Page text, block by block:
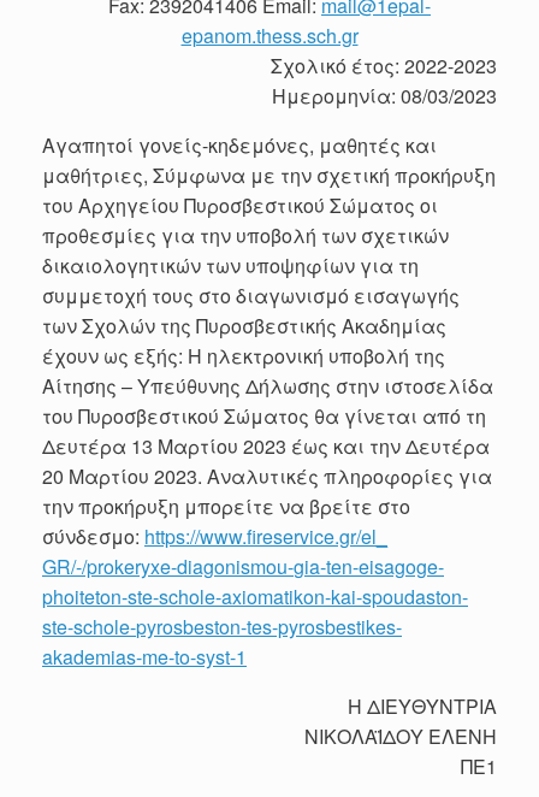
Fax: 2392041406 Email: mail@1epal-
epanom.thess.sch.gr
Σχολικό έτος: 2022-2023
Ημερομηνία: 08/03/2023
Αγαπητοί γονείς-κηδεμόνες, μαθητές και
μαθήτριες, Σύμφωνα με την σχετική προκήρυξη
του Αρχηγείου Πυροσβεστικού Σώματος οι
προθεσμίες για την υποβολή των σχετικών
δικαιολογητικών των υποψηφίων για τη
συμμετοχή τους στο διαγωνισμό εισαγωγής
των Σχολών της Πυροσβεστικής Ακαδημίας
έχουν ως εξής: Η ηλεκτρονική υποβολή της
Αίτησης – Υπεύθυνης Δήλωσης στην ιστοσελίδα
του Πυροσβεστικού Σώματος θα γίνεται από τη
Δευτέρα 13 Μαρτίου 2023 έως και την Δευτέρα
20 Μαρτίου 2023. Αναλυτικές πληροφορίες για
την προκήρυξη μπορείτε να βρείτε στο
σύνδεσμο: https://www.fireservice.gr/el_
GR/-/prokeryxe-diagonismou-gia-ten-eisagoge-
phoiteton-ste-schole-axiomatikon-kai-spoudaston-
ste-schole-pyrosbeston-tes-pyrosbestikes-
akademias-me-to-syst-1
Η ΔΙΕΥΘΥΝΤΡΙΑ
ΝΙΚΟΛΑΪΔΟΥ ΕΛΕΝΗ
ΠΕ1